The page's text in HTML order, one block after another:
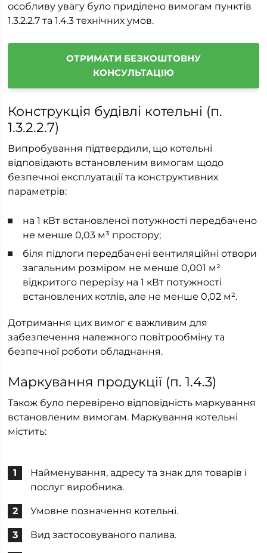
особливу увагу було приділено вимогам пунктів
1.3.2.2.7 та 1.4.3 технічних умов.
ОТРИМАТИ БЕЗКОШТОВНУ
КОНСУЛЬТАЦІЮ
Конструкція будівлі котельні (п.
1.3.2.2.7)
Випробування підтвердили, що котельні
відповідають встановленим вимогам щодо
безпечної експлуатації та конструктивних
параметрів:
на 1 кВт встановленої потужності передбачено
не менше 0,03 м³ простору;
біля підлоги передбачені вентиляційні отвори
загальним розміром не менше 0,001 м²
відкритого перерізу на 1 кВт потужності
встановлених котлів, але не менше 0,02 м².
Дотримання цих вимог є важливим для
забезпечення належного повітрообміну та
безпечної роботи обладнання.
Маркування продукції (п. 1.4.3)
Також було перевірено відповідність маркування
встановленим вимогам. Маркування котельні
містить:
Найменування, адресу та знак для товарів і
послуг виробника.
Умовне позначення котельні.
Вид застосовуваного палива.